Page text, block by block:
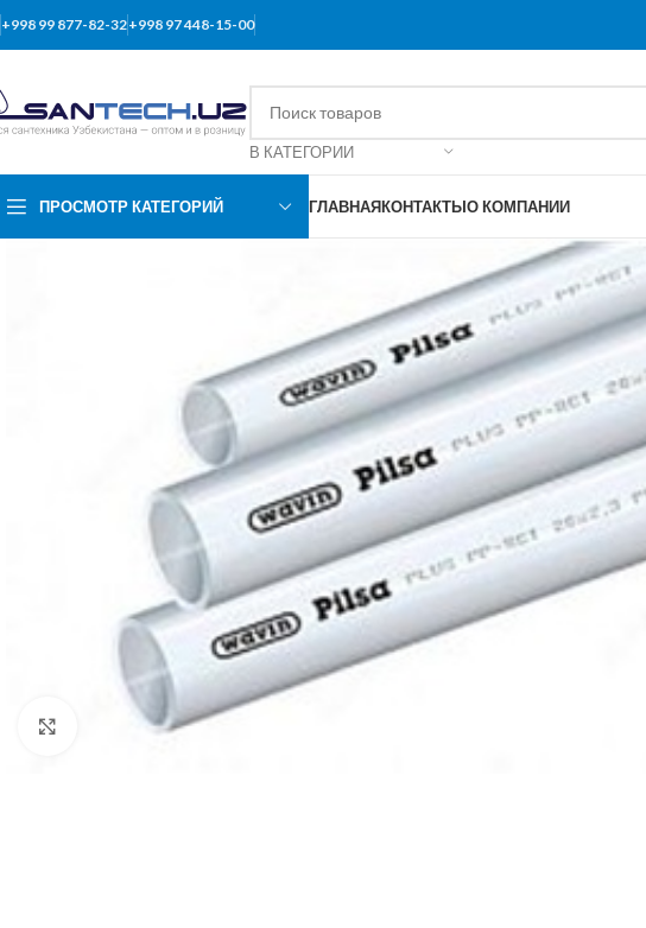
+998 99 877-82-32+998 97 448-15-00
В КАТЕГОРИИ
ПРОСМОТР КАТЕГОРИЙ ГЛАВНАЯКОНТАКТЫО КОМПАНИИ
Нажмите, чтобы увеличить